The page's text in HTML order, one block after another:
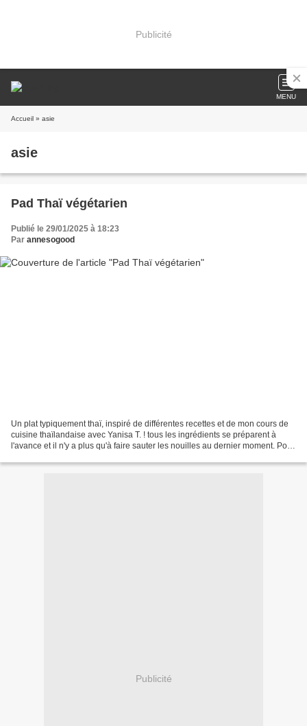
Publicité
MENU
Accueil » asie
asie
Pad Thaï végétarien
Publié le 29/01/2025 à 18:23
Par annesogood
Un plat typiquement thaï, inspiré de différentes recettes et de mon cours de
cuisine thaïlandaise avec Yanisa T. ! tous les ingrédients se préparent à
l'avance et il n'y a plus qu'à faire sauter les nouilles au dernier moment. Pour
Publicité